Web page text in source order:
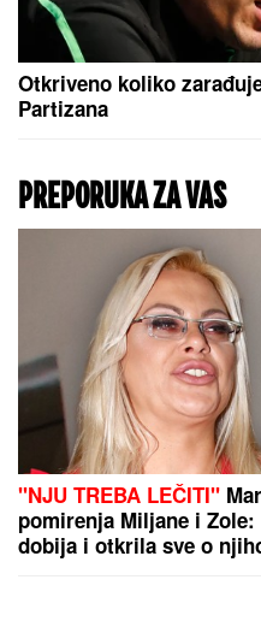
Otkriveno koliko
Partizana
PREPORUKA ZA VAS
"NJU TREBA LEČITI"
pomirenja Miljane i
dobija i otkrila sve o